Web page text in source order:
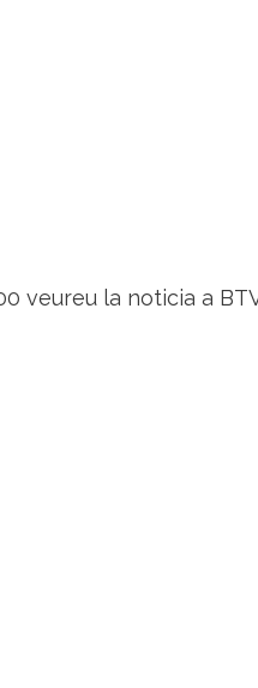
veureu la noticia a